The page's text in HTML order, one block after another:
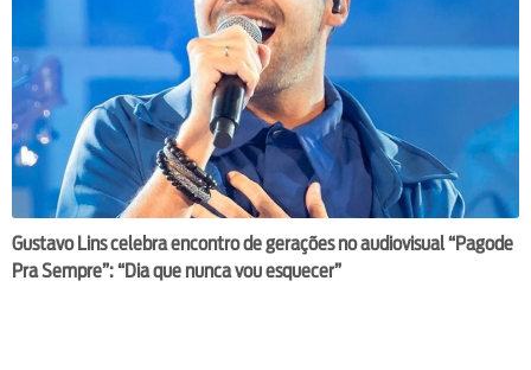
Gustavo Lins celebra encontro de gerações no audiovisual “Pagode
Pra Sempre”: “Dia que nunca vou esquecer”